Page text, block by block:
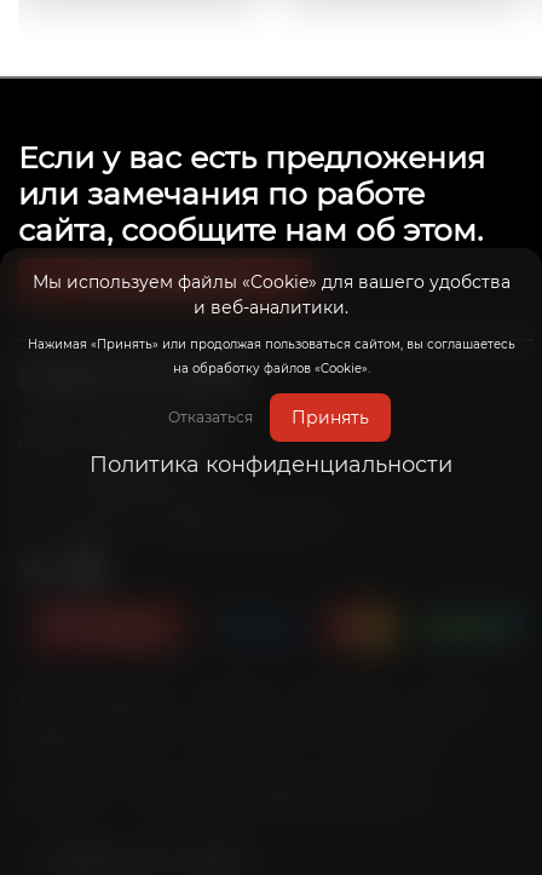
Мы используем файлы «Cookie» для вашего удобства
и веб-аналитики.
Нажимая «Принять» или продолжая пользоваться сайтом, вы соглашаетесь
на обработку файлов «Cookie».
Отказаться Принять
Политика конфиденциальности
Если у вас есть предложения
или замечания по работе
сайта, сообщите нам об этом.
Связаться с нами
8 (800) 201-39-98
Пн-Пт: с 10:00 до 20:00